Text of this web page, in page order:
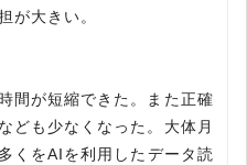
が大きい。
間が短縮できた。また正確
ども少なくなった。大体月
くをAIを利用したデータ読